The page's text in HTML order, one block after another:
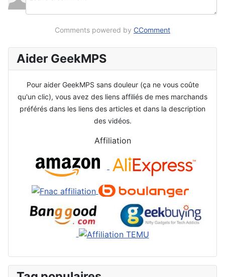
Comments powered by CComment
Aider GeekMPS
Pour aider GeekMPS sans douleur (ça ne vous coûte
qu'un clic), vous avez des liens affiliés de mes marchands
préférés dans les liens des articles et dans la description
des vidéos.
Affiliation